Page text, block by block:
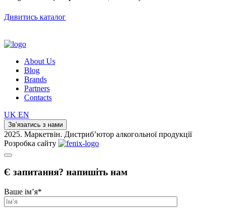
Дивитись каталог
About Us
Blog
Brands
Partners
Contacts
UK EN
Зв’язатись з нами
2025. Маркетвін. Дистриб’ютор алкогольної продукції
Розробка сайту
Є запитання? напишіть нам
Ваше ім’я*